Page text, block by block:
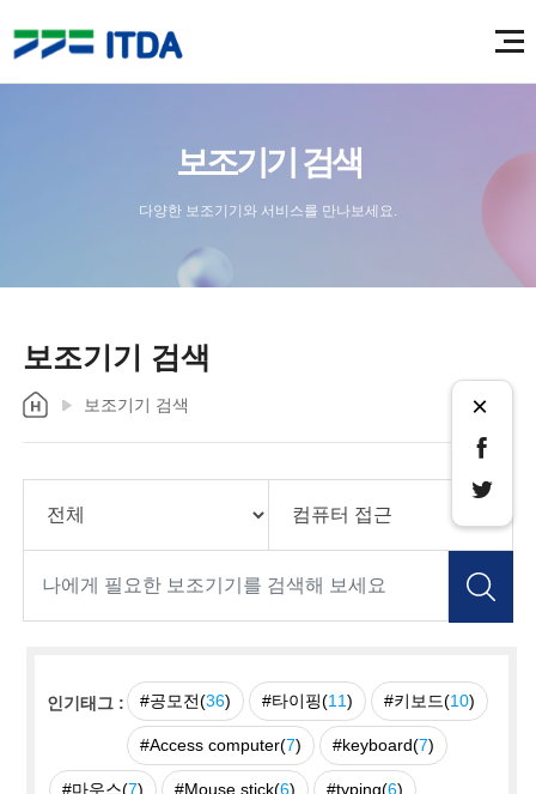
보조기기 검색
다양한 보조기기와 서비스를 만나보세요.
보조기기 검색
보조기기 검색 ×
인기태그 : #공모전(36) #타이핑(11) #키보드(10)
#Access computer(7) #keyboard(7)
#마우스(7) #Mouse stick(6) #typing(6)